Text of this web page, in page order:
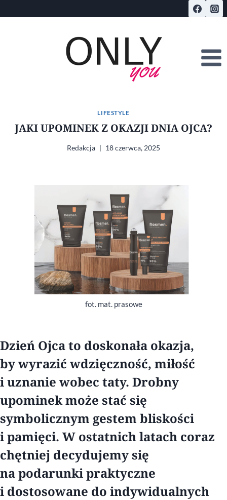
do
LIFESTYLE
JAKI UPOMINEK Z OKAZJI DNIA OJCA?
Redakcja 18 czerwca, 2025
fot. mat. prasowe
Dzień Ojca to doskonała okazja,
by wyrazić wdzięczność, miłość
i uznanie wobec taty. Drobny
upominek może stać się
symbolicznym gestem bliskości
i pamięci. W ostatnich latach coraz
chętniej decydujemy się
na podarunki praktyczne
i dostosowane do indywidualnych